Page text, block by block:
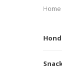
Home